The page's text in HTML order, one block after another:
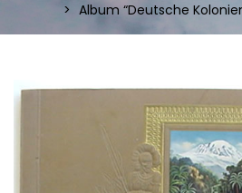
Album “Deutsche